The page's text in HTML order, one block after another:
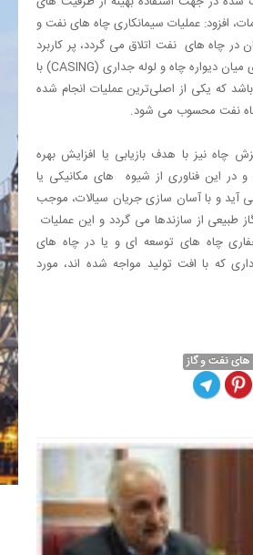
افزود: عملیات سیمانکاری چاه های نفت و
در چاه های نفت اتلاق می گردد، پر کاربرد
دیواره چاه و لوله جداری (CASING) با
که یکی از اصلی‌ترین عملیات‌ انجام شده
نفت محسوب می شود.
چاه نیز با هدف بازیابی یا افزایش بهره‌
این فناوری از شیوه های مکانیکی یا
آید و با آسان سازی جریان سیالات، موجب
طبیعی از سازند‌ها می گردد و این عملیات
چاه های توسعه ای و یا در چاه های
که با افت تولید مواجه شده اند، مورد
های نفت و گاز